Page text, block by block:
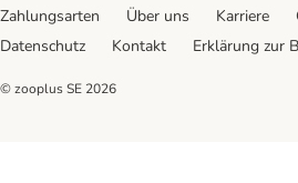
Zahlungsarten
Über uns Karriere
Datenschutz
Kontakt Erklärung zur
© zooplus SE 2026